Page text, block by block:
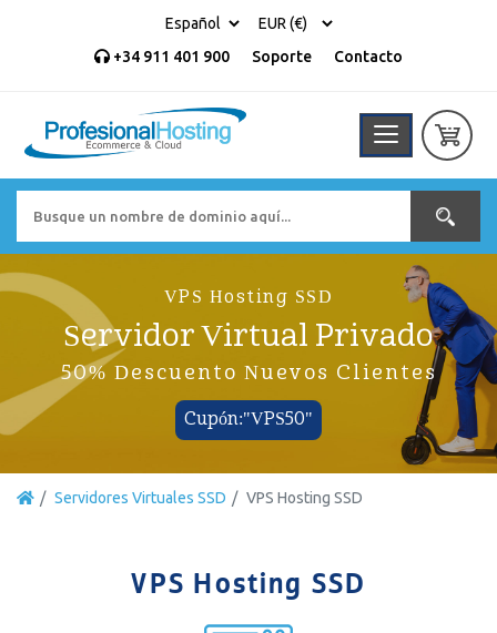
+34 911 401 900 Soporte Contacto
VPS Hosting SSD
Servidor Virtual Privado
50% Descuento Nuevos Clientes
Cupón:"VPS50"
Servidores Virtuales SSD VPS Hosting SSD
VPS Hosting SSD